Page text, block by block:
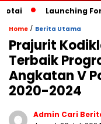
Launching
Home / Berita Utama
Prajurit
Terbaik
Angkatan V
2020-2024
Admin Cari